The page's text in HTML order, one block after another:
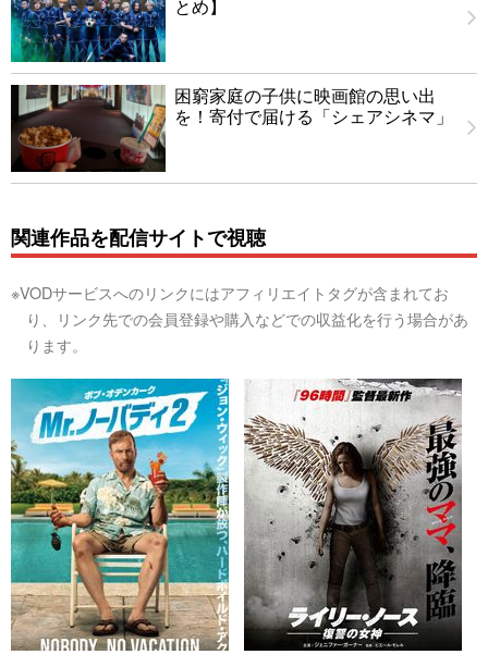
とめ】
困窮家庭の子供に映画館の思い出
を！寄付で届ける「シェアシネマ」
関連作品を配信サイトで視聴
※VODサービスへのリンクにはアフィリエイトタグが含まれてお
り、リンク先での会員登録や購入などでの収益化を行う場合があ
ります。